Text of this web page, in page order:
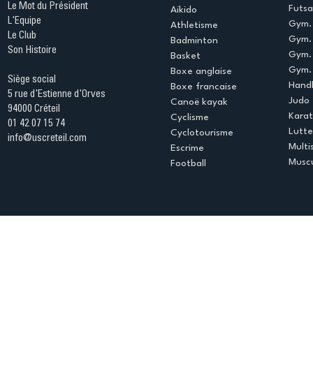
Le Mot du Président
L'Equipe
Le Club
Son Histoire
Siège social
5 rue d'Estienne d'Orves
94000 Créteil
01 42 07 15 74
info@uscreteil.com
Aikido
Athletisme
Badminton
Basket
Boxe anglaise
Boxe francaise
Canoë kayak
Cyclisme
Cyclotourisme
Escrime
Football
Judo
Lutte